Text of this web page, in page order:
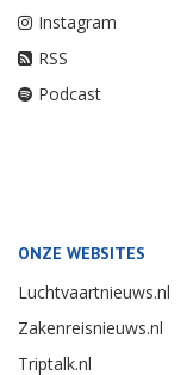
Instagram
RSS
Podcast
ONZE WEBSITES
Luchtvaartnieuws.nl
Zakenreisnieuws.nl
Triptalk.nl